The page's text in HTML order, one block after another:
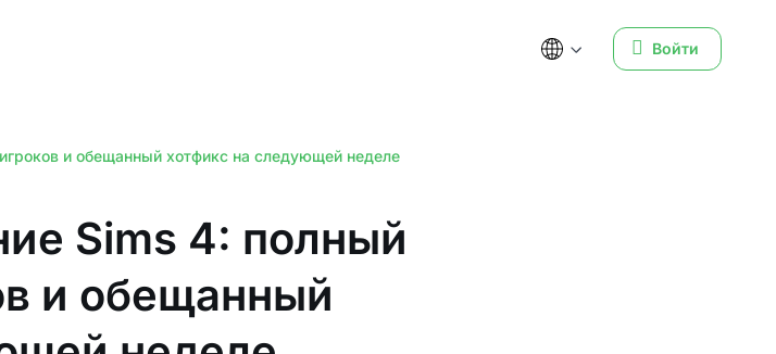
Войти
и обещанный хотфикс на следующей неделе
Sims 4: полный
и обещанный